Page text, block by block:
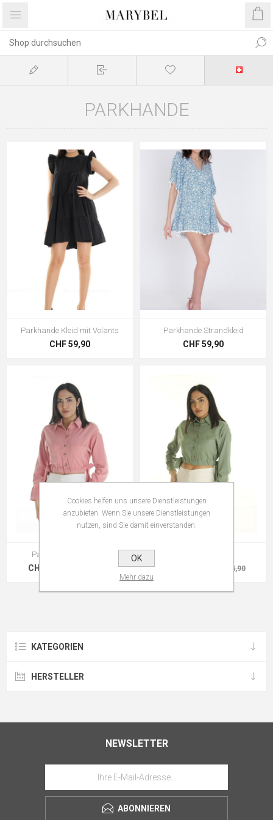
PARKHANDE
Parkhande Kleid mit Volants
CHF 59,90
Parkhande Strandkleid
CHF 59,90
Parkhande Bluse rosa
CHF 45,90 CHF 54,90
KATEGORIEN
HERSTELLER
NEWSLETTER
ABONNIEREN
Cookies helfen uns unsere Dienstleistungen
anzubieten. Wenn Sie unsere Dienstleistungen
nutzen, sind Sie damit einverstanden.
OK
Mehr dazu